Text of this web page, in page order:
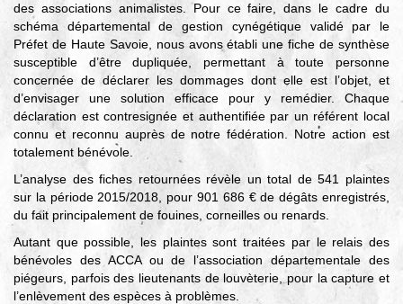
des associations animalistes. Pour ce faire, dans le cadre du
schéma départemental de gestion cynégétique validé par le
Préfet de Haute Savoie, nous avons établi une fiche de synthèse
susceptible d’être dupliquée, permettant à toute personne
concernée de déclarer les dommages dont elle est l’objet, et
d’envisager une solution efficace pour y remédier. Chaque
déclaration est contresignée et authentifiée par un référent local
connu et reconnu auprès de notre fédération. Notre action est
totalement bénévole.
L’analyse des fiches retournées révèle un total de 541 plaintes
sur la période 2015/2018, pour 901 686 € de dégâts enregistrés,
du fait principalement de fouines, corneilles ou renards.
Autant que possible, les plaintes sont traitées par le relais des
bénévoles des ACCA ou de l’association départementale des
piégeurs, parfois des lieutenants de louvèterie, pour la capture et
l’enlèvement des espèces à problèmes.